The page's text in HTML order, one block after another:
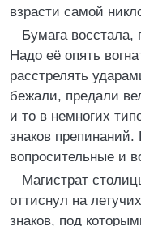
взрасти самой
Бумага восстала,
Надо её опять
расстрелять
бежали, предали
и то в немногих
знаков
вопросительные и
Магистрат
оттиснул на
знаков, под